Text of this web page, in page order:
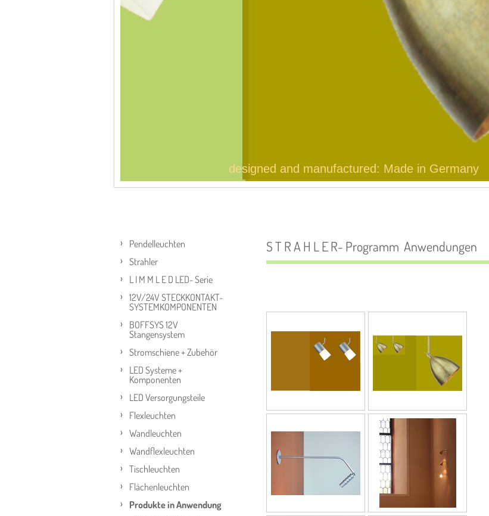
designed and manufactured: Made in Germany
Pendelleuchten
Strahler
L I M M L E D LED- Serie
12V/24V STECKKONTAKT-
SYSTEMKOMPONENTEN
BOFFSYS 12V
Stangensystem
Stromschiene + Zubehör
LED Systeme +
Komponenten
LED Versorgungsteile
Flexleuchten
Wandleuchten
Wandflexleuchten
Tischleuchten
Flächenleuchten
Produkte in Anwendung
S T R A H L E R- Programm Anwendungen